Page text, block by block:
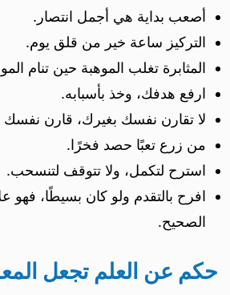
أصعب بداية هي أجمل انتصار.
التركيز ساعة خير من قلق يوم.
المثابرة تغلب الموهبة حين تنام
ارفع هدفك، وخذ بأسبابه.
لا تقارن نفسك بغيرك، قارن
من زرع تعبًا حصد فخرًا.
استرح لتكمل، ولا تتوقف لتنسحب.
افرح بالتقدم ولو كان بسيطًا، فهو
الصحيح.
حكم عن العلم تجعل